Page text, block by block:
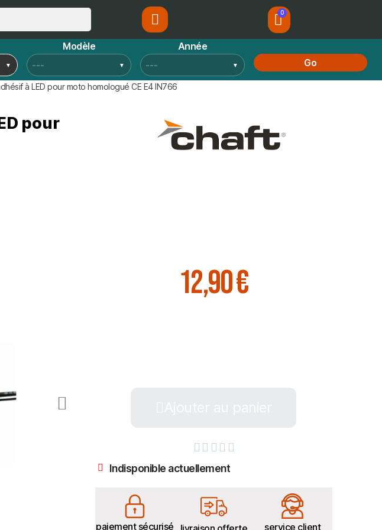
Modèle
Année
Go
à LED pour moto homologué CE E4 IN766
pour
12,90 €
    
Indisponible actuellement
paiement sécurisé service client